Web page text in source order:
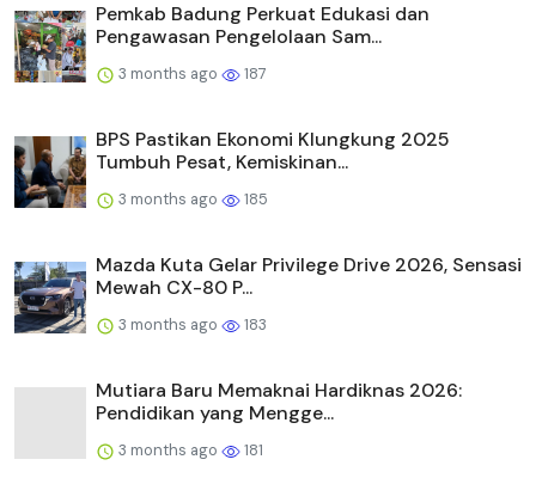
Pemkab Badung Perkuat Edukasi dan
Pengawasan Pengelolaan Sam...
3 months ago 187
BPS Pastikan Ekonomi Klungkung 2025
Tumbuh Pesat, Kemiskinan...
3 months ago 185
Mazda Kuta Gelar Privilege Drive 2026, Sensasi
Mewah CX-80 P...
3 months ago 183
Mutiara Baru Memaknai Hardiknas 2026:
Pendidikan yang Mengge...
3 months ago 181